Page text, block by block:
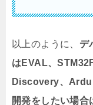
以上のように、 デ
はEVAL、
Discovery、
開発をしたい場